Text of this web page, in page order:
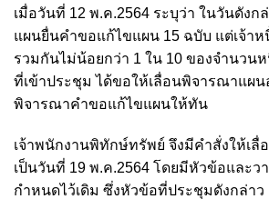
เมื่อวันที่ 12 พ.ค.2564 ระบุว่า ในวันดังก
แผนยื่นคำขอแก้ไขแผน 15 ฉบับ แต่เจ้า
รวมกันไม่น้อยกว่า 1 ใน 10 ของจำนวน
ที่เข้าประชุม ได้ขอให้เลื่อนพิจารณาแผน
พิจารณาคำขอแก้ไขแผนให้ทัน
เจ้าพนักงานพิทักษ์ทรัพย์ จึงมีคำสั่งให้เลื่
เป็นวันที่ 19 พ.ค.2564 โดยมีหัวข้อและว
กำหนดไว้เดิม ซึ่งหัวข้อที่ประชุมดังกล่าว